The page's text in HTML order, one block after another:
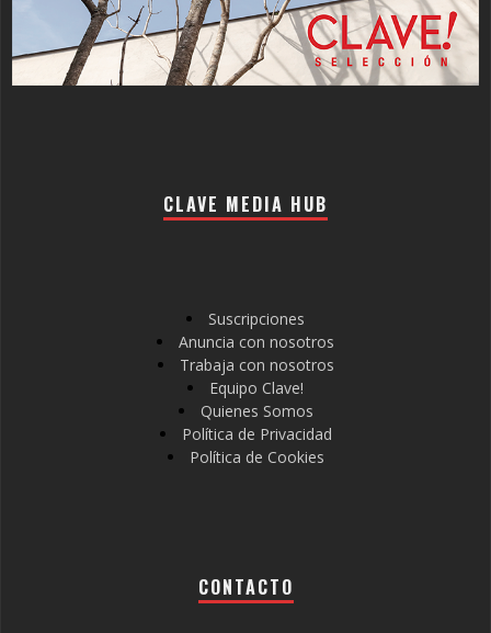
CLAVE MEDIA HUB
Suscripciones
Anuncia con nosotros
Trabaja con nosotros
Equipo Clave!
Quienes Somos
Política de Privacidad
Política de Cookies
CONTACTO